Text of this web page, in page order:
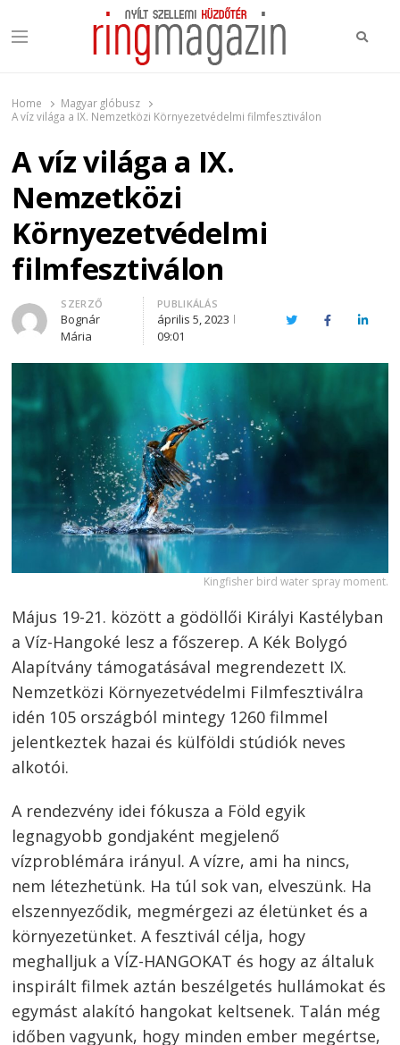
Menu
Home
Magyar glóbusz
A víz világa a IX. Nemzetközi Környezetvédelmi filmfesztiválon
A víz világa a IX.
Nemzetközi
Környezetvédelmi
filmfesztiválon
Author
SZERZŐ
Bognár
Mária
PUBLIKÁLÁS
április 5, 2023
09:01
TwitterFacebook
Kingfisher bird water spray moment.
Május 19-21. között a gödöllői Királyi Kastélyban
a Víz-Hangoké lesz a főszerep. A Kék Bolygó
Alapítvány támogatásával megrendezett IX.
Nemzetközi Környezetvédelmi Filmfesztiválra
idén 105 országból mintegy 1260 filmmel
jelentkeztek hazai és külföldi stúdiók neves
alkotói.
A rendezvény idei fókusza a Föld egyik
legnagyobb gondjaként megjelenő
vízproblémára irányul. A vízre, ami ha nincs,
nem létezhetünk. Ha túl sok van, elveszünk. Ha
elszennyeződik, megmérgezi az életünket és a
környezetünket. A fesztivál célja, hogy
meghalljuk a VÍZ-HANGOKAT és hogy az általuk
inspirált filmek aztán beszélgetés hullámokat és
egymást alakító hangokat keltsenek. Talán még
időben vagyunk, hogy minden ember megértse,